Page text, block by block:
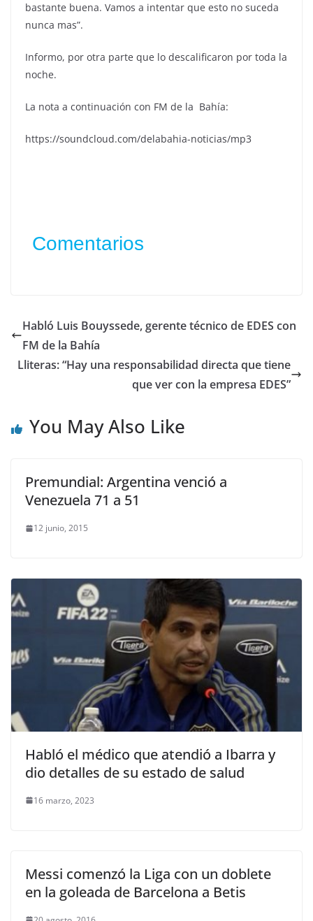
bastante buena. Vamos a intentar que esto no suceda
nunca mas”.
Informo, por otra parte que lo descalificaron por toda la
noche.
La nota a continuación con FM de la Bahía:
https://soundcloud.com/delabahia-noticias/mp3
Comentarios
Habló Luis Bouyssede, gerente técnico de EDES con
FM de la Bahía
Lliteras: “Hay una responsabilidad directa que tiene
que ver con la empresa EDES”
You May Also Like
Premundial: Argentina venció a
Venezuela 71 a 51
12 junio, 2015
Habló el médico que atendió a Ibarra y
dio detalles de su estado de salud
16 marzo, 2023
Messi comenzó la Liga con un doblete
en la goleada de Barcelona a Betis